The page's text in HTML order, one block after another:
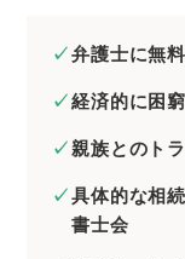
弁護士に無
経済的に困
親族とのト
具体的な相
書士会